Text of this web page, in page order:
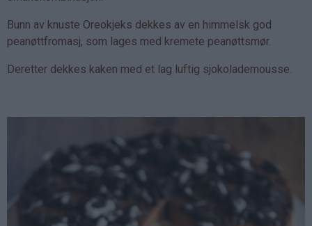
Bunn av knuste Oreokjeks dekkes av en himmelsk god
peanøttfromasj, som lages med kremete peanøttsmør.
Deretter dekkes kaken med et lag luftig sjokolademousse.